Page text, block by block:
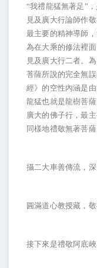
“我禮龍猛無著足”
見及廣大行論師作
最主要的精神導師
為在大乘的修法裡
見及廣大行二者。
菩薩所說的完全無
經》的空性內涵是
龍猛也就是龍樹菩
廣大的佛子行，最
同樣地禮敬無著菩薩
攝二大車善傳流，
圓滿道心教授藏，敬
接下來是禮敬阿底峽